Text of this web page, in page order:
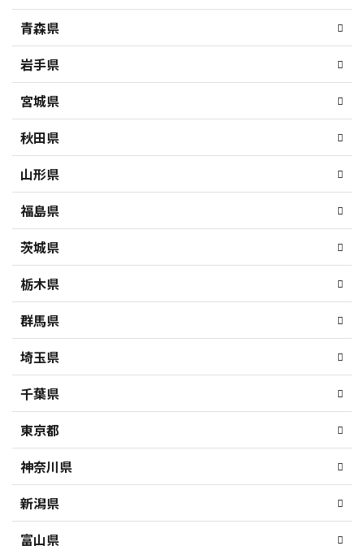
青森県
岩手県
宮城県
秋田県
山形県
福島県
茨城県
栃木県
群馬県
埼玉県
千葉県
東京都
神奈川県
新潟県
富山県